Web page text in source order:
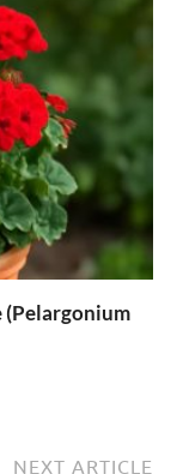
(Pelargonium
NEXT ARTICLE